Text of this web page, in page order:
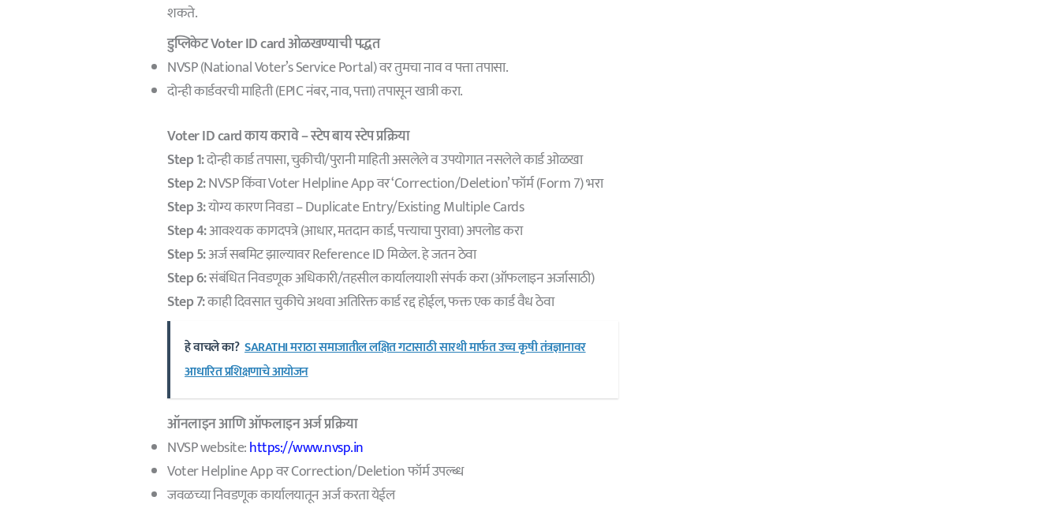
शकते.
डुप्लिकेट Voter ID card ओळखण्याची पद्धत
NVSP (National Voter’s Service Portal) वर तुमचा नाव व पत्ता तपासा.
दोन्ही कार्डवरची माहिती (EPIC नंबर, नाव, पत्ता) तपासून खात्री करा.
Voter ID cardकाय करावे – स्टेप बाय स्टेप प्रक्रिया
Step 1:दोन्ही कार्ड तपासा, चुकीची/पुरानी माहिती असलेले व उपयोगात नसलेले कार्ड ओळखा
Step 2:NVSP किंवा Voter Helpline App वर ‘Correction/Deletion’ फॉर्म (Form 7) भरा
Step 3:योग्य कारण निवडा – Duplicate Entry/Existing Multiple Cards
Step 4:आवश्यक कागदपत्रे (आधार, मतदान कार्ड, पत्त्याचा पुरावा) अपलोड करा
Step 5:अर्ज सबमिट झाल्यावर Reference ID मिळेल. हे जतन ठेवा
Step 6:संबंधित निवडणूक अधिकारी/तहसील कार्यालयाशी संपर्क करा (ऑफलाइन अर्जासाठी)
Step 7:काही दिवसात चुकीचे अथवा अतिरिक्त कार्ड रद्द होईल, फक्त एक कार्ड वैध ठेवा
हे वाचले का? SARATHI मराठा समाजातील लक्षित गटासाठी सारथी मार्फत उच्च कृषी तंत्रज्ञानावर
आधारित प्रशिक्षणाचे आयोजन
ऑनलाइन आणि ऑफलाइन अर्ज प्रक्रिया
NVSP website:https://www.nvsp.in
Voter Helpline App वर Correction/Deletion फॉर्म उपल्ब्ध
जवळच्या निवडणूक कार्यालयातून अर्ज करता येईल